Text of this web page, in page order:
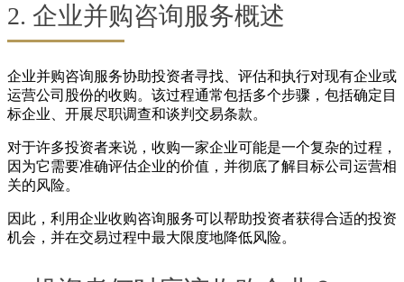
2. 企业并购咨询服务概述
企业并购咨询服务协助投资者寻找、评估和执行对现有企业或
运营公司股份的收购。该过程通常包括多个步骤，包括确定目
标企业、开展尽职调查和谈判交易条款。
对于许多投资者来说，收购一家企业可能是一个复杂的过程，
因为它需要准确评估企业的价值，并彻底了解目标公司运营相
关的风险。
因此，利用企业收购咨询服务可以帮助投资者获得合适的投资
机会，并在交易过程中最大限度地降低风险。